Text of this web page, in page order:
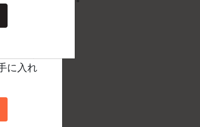
品は
に入れ